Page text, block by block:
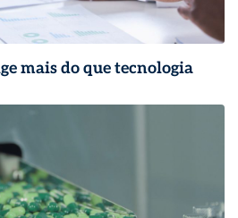
mais do que tecnologia